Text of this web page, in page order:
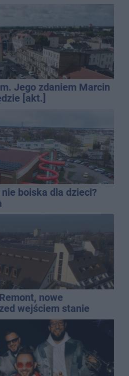
Jego zdaniem Marcin
[akt.]
boiska dla dzieci?
nowe
wejściem stanie